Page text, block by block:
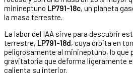
minineptuno LP791-18c, un planeta
la masa terrestre.
La labor del IAA sirve para descubrir
terrestre, LP791-18d, cuya órbita en
peligrosamente al minineptuno, lo que
gravitatoria que deforma ligeramente
calienta su interior.